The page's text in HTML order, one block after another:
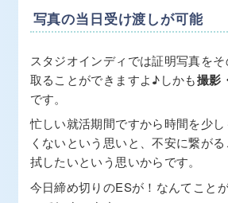
写真の当日受け渡しが可能
スタジオインディでは証明写真を
取ることができますよ♪しかも撮影
です。
忙しい就活期間ですから時間を少
くないという思いと、不安に繋が
拭したいという思いからです。
今日締め切りのESが！なんてこと